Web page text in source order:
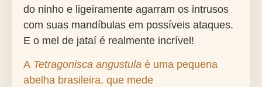
do ninho e ligeiramente agarram os intrusos
com suas mandíbulas em possíveis ataques.
E o mel de jataí é realmente incrível!
A Tetragonisca angustula é uma pequena
abelha brasileira, que mede